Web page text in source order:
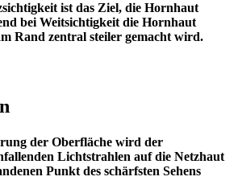
ist das Ziel, die Hornhaut
bei Weitsichtigkeit die Hornhaut
Rand zentral steiler gemacht wird.
der Oberfläche wird der
Lichtstrahlen auf die Netzhaut
Punkt des schärfsten Sehens